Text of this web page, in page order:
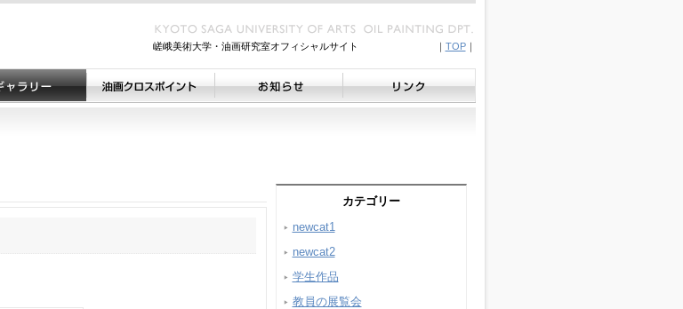
嵯峨美術大学・油画研究室オフィシャルサイト ｜ TOP｜
カテゴリー
newcat1
newcat2
学生作品
教員の展覧会